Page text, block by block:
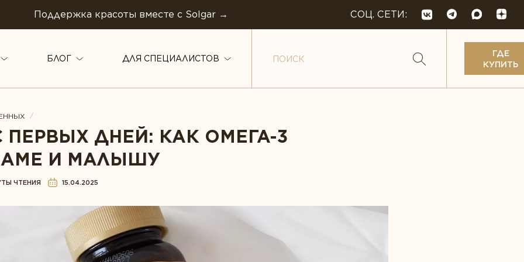
Поддержка красоты вместе с Solgar → СОЦ. СЕТИ:
Антиоксиданты
Омега-3
Магний
Мультивитамины
Минералы
Комплексы
Растения
Вегетарианство и веганство
БЛОГ ДЛЯ СПЕЦИАЛИСТОВ
ГДЕ
КУПИТЬ
/
ПЕРВЫХ ДНЕЙ: КАК ОМЕГА-3
И МАЛЫШУ
ЧТЕНИЯ 15.04.2025